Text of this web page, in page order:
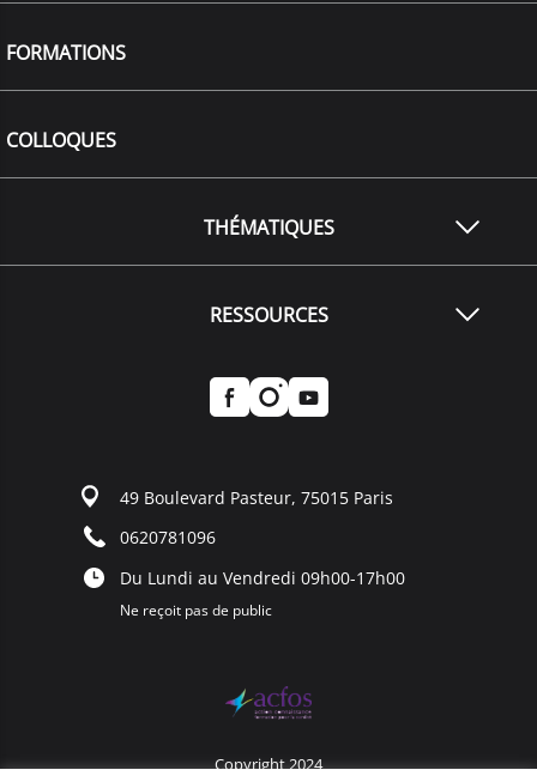
FORMATIONS
COLLOQUES
THÉMATIQUES
RESSOURCES
49 Boulevard Pasteur, 75015 Paris
0620781096
Du Lundi au Vendredi 09h00-17h00
Ne reçoit pas de public
Copyright 2024